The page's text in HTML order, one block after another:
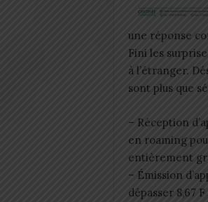
une réponse
Fini les
à l’étranger.
sont plus que
– Réception
en roaming
entièrement
– Émission
dépasser 8,67